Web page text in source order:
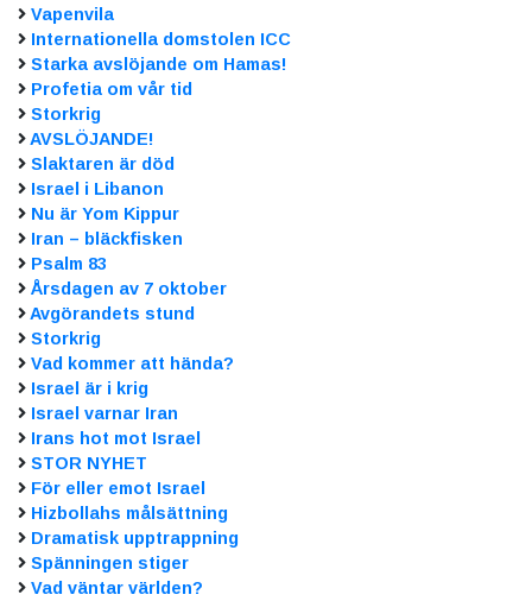
Vapenvila
Internationella domstolen ICC
Starka avslöjande om Hamas!
Profetia om vår tid
Storkrig
AVSLÖJANDE!
Slaktaren är död
Israel i Libanon
Nu är Yom Kippur
Iran – bläckfisken
Psalm 83
Årsdagen av 7 oktober
Avgörandets stund
Storkrig
Vad kommer att hända?
Israel är i krig
Israel varnar Iran
Irans hot mot Israel
STOR NYHET
För eller emot Israel
Hizbollahs målsättning
Dramatisk upptrappning
Spänningen stiger
Vad väntar världen?